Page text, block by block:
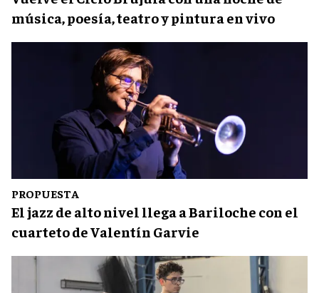
música, poesía, teatro y pintura en vivo
PROPUESTA
El jazz de alto nivel llega a Bariloche con el
cuarteto de Valentín Garvie